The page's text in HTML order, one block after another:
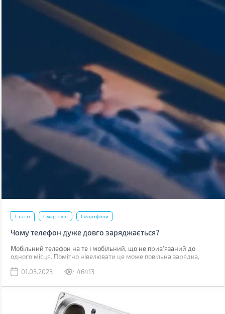
Статті Смартфон Смартфони
Чому телефон дуже довго заряджається?
Мобільний телефон на те і мобільний, що не прив'язаний до
одного місця. Помітно нівелювати це може повільна зарядка,
01.03.2023
46413